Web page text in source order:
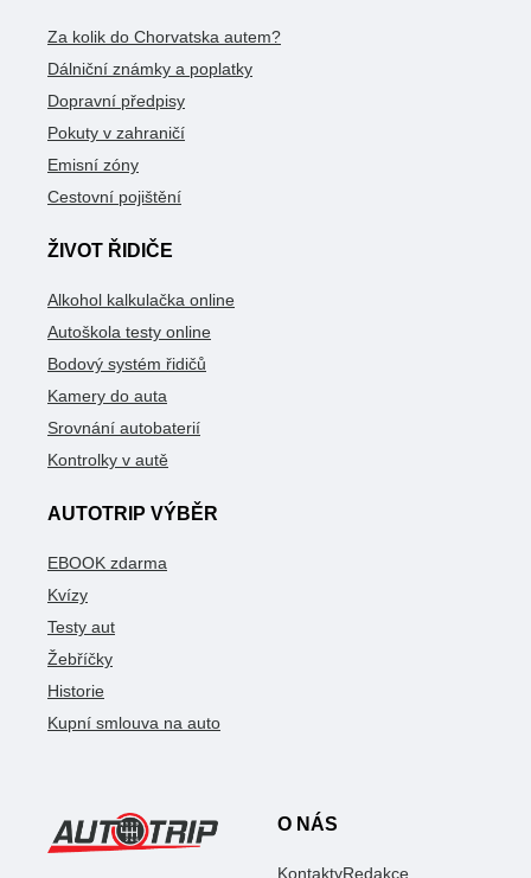
Za kolik do Chorvatska autem?
Dálniční známky a poplatky
Dopravní předpisy
Pokuty v zahraničí
Emisní zóny
Cestovní pojištění
ŽIVOT ŘIDIČE
Alkohol kalkulačka online
Autoškola testy online
Bodový systém řidičů
Kamery do auta
Srovnání autobaterií
Kontrolky v autě
AUTOTRIP VÝBĚR
EBOOK zdarma
Kvízy
Testy aut
Žebříčky
Historie
Kupní smlouva na auto
O NÁS
KontaktyRedakce